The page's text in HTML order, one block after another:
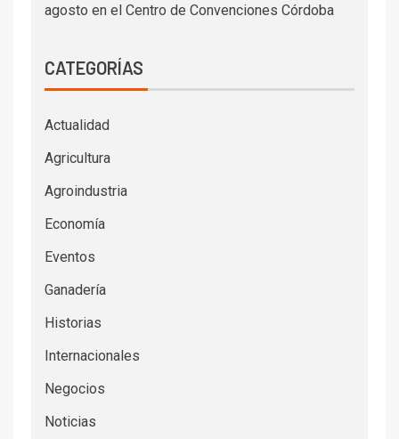
agosto en el Centro de Convenciones Córdoba
CATEGORÍAS
Actualidad
Agricultura
Agroindustria
Economía
Eventos
Ganadería
Historias
Internacionales
Negocios
Noticias